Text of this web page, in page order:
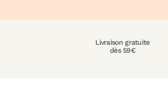
Livraison gratuite
dès 59€